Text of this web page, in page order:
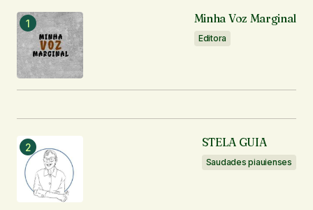
Minha Voz Marginal
Editora
STELA GUIA
Saudades piauienses